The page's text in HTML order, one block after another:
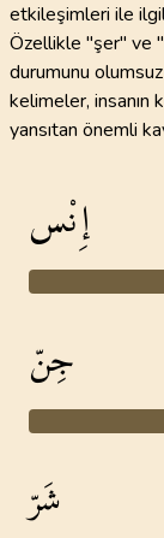
etkileşimleri ile
Özellikle "şer" ve
durumunu
kelimeler, insanın
yansıtan önemli
إِنْس
جِنّ
شَرّ